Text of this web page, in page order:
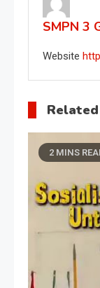
SMPN 3
Website
2 MINS